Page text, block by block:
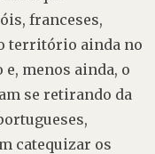
franceses,
território ainda no
menos ainda, o
se retirando da
catequizar os